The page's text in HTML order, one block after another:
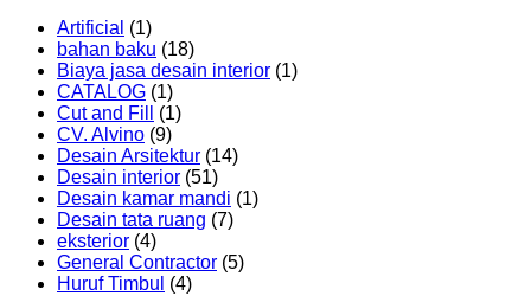
Artificial (1)
bahan baku (18)
Biaya jasa desain interior (1)
CATALOG (1)
Cut and Fill
(1)
CV. Alvino (9)
Desain Arsitektur (14)
Desain interior (51)
Desain kamar mandi (1)
Desain tata ruang (7)
eksterior (4)
General Contractor (5)
Huruf Timbul (4)